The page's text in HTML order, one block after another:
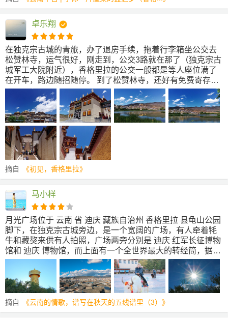
138的门票和120的观光车票，学生价189元。景区三部分：
属都湖、弥里塘高原牧场、以及碧塔海。属都湖需要步行3公
里多，弥里塘高原牧场是一个观景台，观光车只在那里停留
十几分钟，碧塔海需要步行4公里多。属都湖和碧塔海都有一
部分可以坐船前行，以减少步行距离，船票每一段50元。其
实我个人觉得只要体力可以的人，走完全程是没问题的，这
个船还是有些略坑的。（当然体力不好或者会有高反的人需
要量力而行）。三个景点之间距离较远，必须要乘坐观光
卓乐翔
在独克宗古城的青旅，办了退房手续，拖着行李箱坐公交去
松赞林寺，运气很好，刚走到，公交3路就在那了（独克宗古
城军工大院附近），香格里拉的公交一般都是等人座位满了
在开车，路边随招随停。 到了松赞林寺，还好有免费寄存行
李的地方，不用拖着行李去看松赞林寺。 第一眼看到松赞林
寺，金灿灿的好闪啊。小布达拉宫，不是很大，需要顺时针
欣赏，这是宗教信仰，不同民族如果要出家，是到松赞林寺
不同的地方出家，比如纳西族是到卓康参出家等等。绕了央
措湖走了一圈，一路上都会有最佳摄影点的站牌提醒爱摄影
的。央措湖据说是天女掉在人间的镜子，其实是个湿地沼
泽，算是点缀松赞林寺的一颗明珠。 拉姆央措湖衬托下的松
赞林寺，显得美而神圣。绕着拉姆央措湖走完大概2小时，特
别需要防晒，太阳太晒了，紫外线太强了。 我发觉我一路上
州民族中学下车，转坐1路，过2站就到了客运站，步行可
至。话说我离开的这天，班禅十一世来了香格里拉，好多路
都被封起来了！
摘自 《初见，香格里拉》
马小样
月光广场位于 云南 省 迪庆 藏族自治州 香格里拉 县龟山公园
脚下，在独克宗古城旁边，是一个宽阔的广场，有人牵着牦
牛和藏獒来供有人拍照，广场两旁分别是 迪庆 红军长征博物
馆和 迪庆 博物馆，而上面有一个全世界最大的转经筒，据说
总重有60吨，这个转经筒为镏金纯铜制作，筒内藏有经咒、
六字真言124万条和各种佛宝16吨，当地人的话需要三个壮
汉才能转得动。 在上去转经筒的路上，有一些小寺庙，如果
不进去的话可以从两边继续走，在藏区，顺时针代表了一个
顺利吉祥含义，所以最好就是走左边的小道，包括在转经筒
时，也要按顺时针方向转动。我们到 香格里拉 时，一场大火
摘自 《云南的情歌，谱写在秋天的五线谱里（3）》